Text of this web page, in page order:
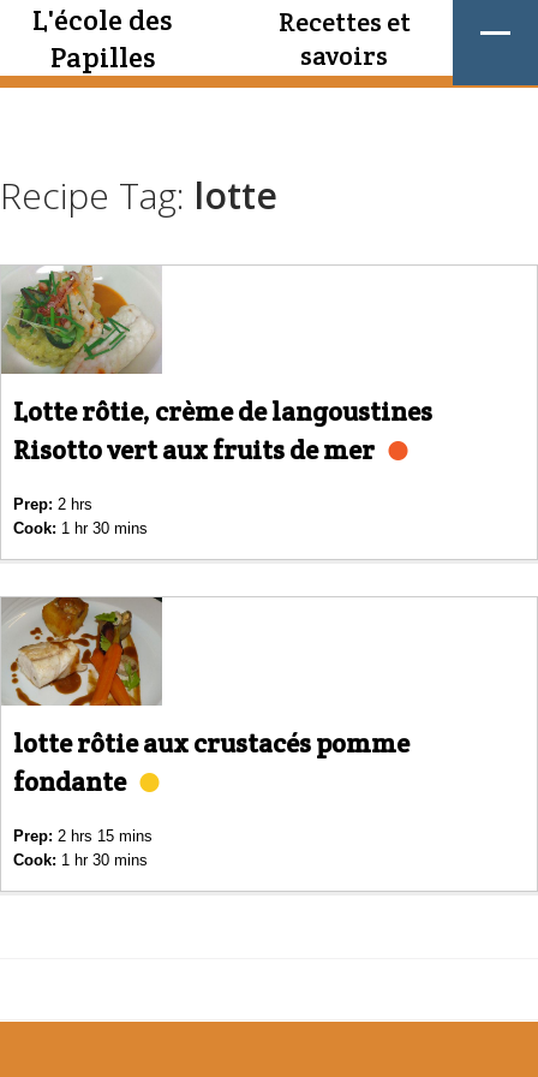
L'école des
Papilles
Recettes et
savoirs
Recipe Tag: lotte
Lotte rôtie, crème de langoustines
Risotto vert aux fruits de mer
Prep: 2 hrs
Cook: 1 hr 30 mins
lotte rôtie aux crustacés pomme
fondante
Prep: 2 hrs 15 mins
Cook: 1 hr 30 mins